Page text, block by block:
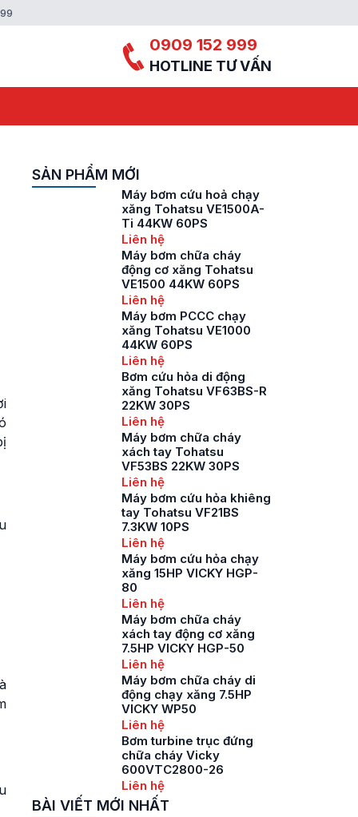
0909 152 999
HOTLINE TƯ VẤN
SẢN PHẨM MỚI
Máy bơm cứu hoả chạy
xăng Tohatsu VE1500A-
Ti 44KW 60PS
Liên hệ
Máy bơm chữa cháy
động cơ xăng Tohatsu
VE1500 44KW 60PS
Liên hệ
Máy bơm PCCC chạy
xăng Tohatsu VE1000
44KW 60PS
Liên hệ
Bơm cứu hỏa di động
xăng Tohatsu VF63BS-R
22KW 30PS
Liên hệ
Máy bơm chữa cháy
xách tay Tohatsu
VF53BS 22KW 30PS
Liên hệ
Máy bơm cứu hỏa khiêng
tay Tohatsu VF21BS
7.3KW 10PS
Liên hệ
Máy bơm cứu hỏa chạy
xăng 15HP VICKY HGP-
80
Liên hệ
Máy bơm chữa cháy
xách tay động cơ xăng
7.5HP VICKY HGP-50
Liên hệ
Máy bơm chữa cháy di
động chạy xăng 7.5HP
VICKY WP50
Liên hệ
Bơm turbine trục đứng
chữa cháy Vicky
600VTC2800-26
Liên hệ
BÀI VIẾT MỚI NHẤT